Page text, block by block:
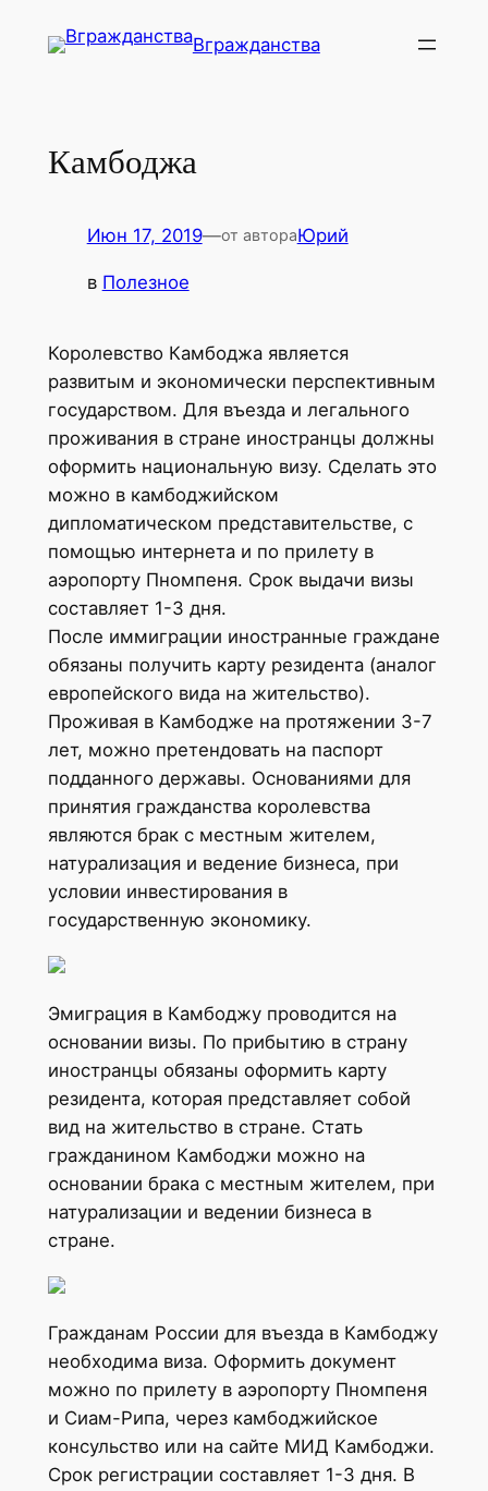
Вгражданства
Камбоджа
Июн 17, 2019—от автораЮрий
в Полезное
Королевство Камбоджа является
развитым и экономически перспективным
государством. Для въезда и легального
проживания в стране иностранцы должны
оформить национальную визу. Сделать это
можно в камбоджийском
дипломатическом представительстве, с
помощью интернета и по прилету в
аэропорту Пномпеня. Срок выдачи визы
составляет 1-3 дня.
После иммиграции иностранные граждане
обязаны получить карту резидента (аналог
европейского вида на жительство).
Проживая в Камбодже на протяжении 3-7
лет, можно претендовать на паспорт
подданного державы. Основаниями для
принятия гражданства королевства
являются брак с местным жителем,
натурализация и ведение бизнеса, при
условии инвестирования в
государственную экономику.
Эмиграция в Камбоджу проводится на
основании визы. По прибытию в страну
иностранцы обязаны оформить карту
резидента, которая представляет собой
вид на жительство в стране. Стать
гражданином Камбоджи можно на
основании брака с местным жителем, при
натурализации и ведении бизнеса в
стране.
Гражданам России для въезда в Камбоджу
необходима виза. Оформить документ
можно по прилету в аэропорту Пномпеня
и Сиам-Рипа, через камбоджийское
консульство или на сайте МИД Камбоджи.
Срок регистрации составляет 1-3 дня. В